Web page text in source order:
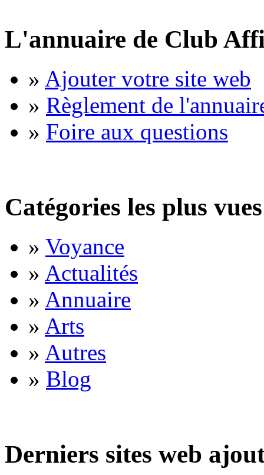
L'annuaire de Club
» Ajouter votre site web
» Règlement de
» Foire aux questions
Catégories les plus vues
» Voyance
» Actualités
» Annuaire
» Arts
» Autres
» Blog
Derniers sites web